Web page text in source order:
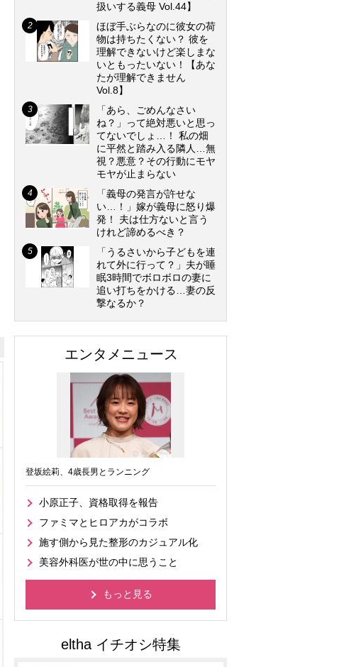
扱いする義母 Vol.44】
ほぼ手ぶらなのに彼女の荷
物は持ちたくない？ 彼を
理解できないけど楽しまな
いともったいない！【あな
たが理解できません
Vol.8】
「あら、ごめんなさい
ね？」って絶対悪いと思っ
てないでしょ…！ 私の畑
に平然と踏み入る隣人…無
視？悪意？その行動にモヤ
モヤが止まらない
「義母の発言が許せな
い…！」嫁が義母に怒り爆
発！ 夫は仕方ないと言う
けれど諦めるべき？
「うるさいから子どもを連
れて外に行って？」夫が睡
眠3時間でボロボロの妻に
追い打ちをかける…妻の反
撃なるか？
エンタメニュース
登坂絵莉、4歳長男とランニング
小原正子、資格取得を報告
ファミマとヒロアカがコラボ
施す側から見た整形のカジュアル化
美容外科医が世の中に思うこと
もっと見る